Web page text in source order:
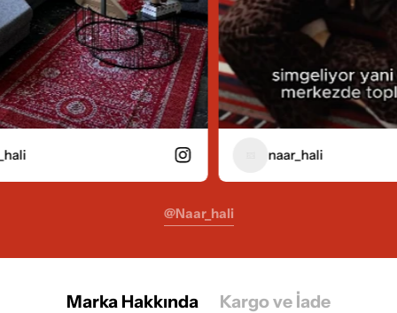
naar_hali
@naar_hali
Marka Hakkında Kargo ve İade